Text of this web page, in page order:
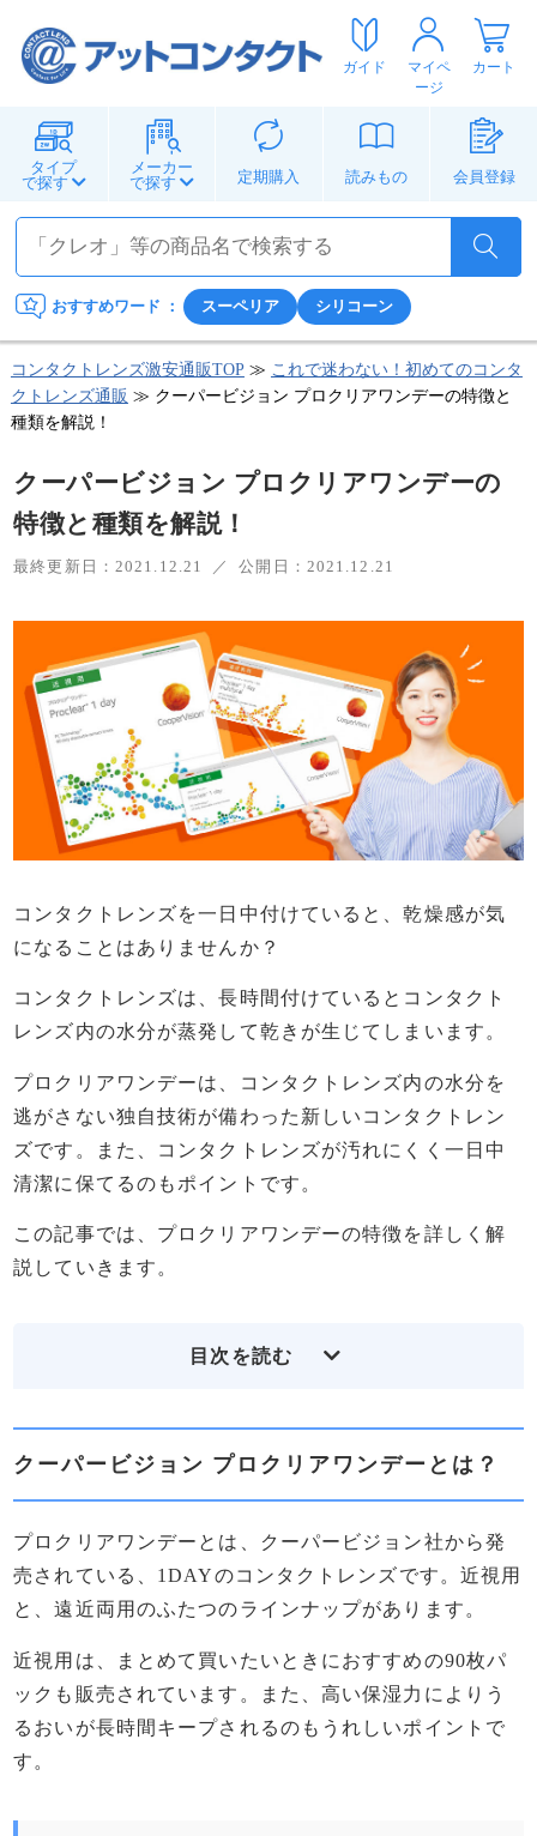
ガイド
マイペ
ージ
カート
タイプ
で探す
メーカー
で探す
定期購入 読みもの 会員登録
おすすめワード ： スーペリア シリコーン
コンタクトレンズ激安通販TOP≫ これで迷わない！初めてのコンタ
クトレンズ通販 ≫ クーパービジョン プロクリアワンデーの特徴と
種類を解説！
クーパービジョン プロクリアワンデーの
特徴と種類を解説！
最終更新日： 2021.12.21 公開日： 2021.12.21
コンタクトレンズを一日中付けていると、乾燥感が気
になることはありませんか？
コンタクトレンズは、長時間付けているとコンタクト
レンズ内の水分が蒸発して乾きが生じてしまいます。
プロクリアワンデーは、コンタクトレンズ内の水分を
逃がさない独自技術が備わった新しいコンタクトレン
ズです。また、コンタクトレンズが汚れにくく一日中
清潔に保てるのもポイントです。
この記事では、プロクリアワンデーの特徴を詳しく解
説していきます。
目次を読む
近視用とマルチフォーカル（遠近両用）がある
30枚入りとお得な90枚入りがある
クーパービジョン プロクリアワンデーの特徴
保水成分「MPC」配合によりうるおい持続
PCテクノロジーで瞳になじみやすい
丸くなめらかなレンズエッジデザインで快適
良好な形状保持により裏表が分かりやすい
クーパービジョン プロクリアワンデーのライン
クーパービジョン プロクリアワンデーとは？
プロクリアワンデーとは、クーパービジョン社から発
売されている、1DAYのコンタクトレンズです。近視用
と、遠近両用のふたつのラインナップがあります。
近視用は、まとめて買いたいときにおすすめの90枚パ
ックも販売されています。また、高い保湿力によりう
るおいが長時間キープされるのもうれしいポイントで
す。